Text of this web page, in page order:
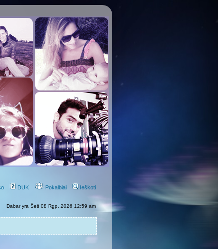
DUK Pokalbiai Ieškoti
Dabar yra Šeš 08 Rgp, 2026 12:59 am